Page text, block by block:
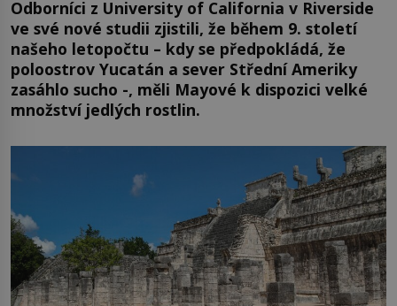
Odborníci z University of California v Riverside
ve své nové studii zjistili, že během 9. století
našeho letopočtu – kdy se předpokládá, že
poloostrov Yucatán a sever Střední Ameriky
zasáhlo sucho -, měli Mayové k dispozici velké
množství jedlých rostlin.